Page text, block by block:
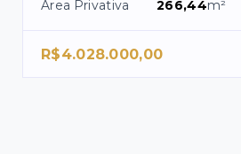
Área Privativa
266,44m²
R$4.028.000,00